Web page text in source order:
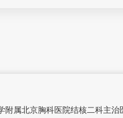
附属北京胸科医院结核二科主治